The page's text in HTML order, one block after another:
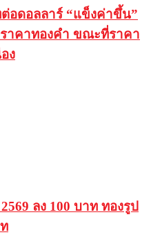
ต่อดอลลาร์ “แข็งค่าขึ้น”
าคาทองคำ ขณะที่ราคา
ง
ลง 100 บาท ทองรูป